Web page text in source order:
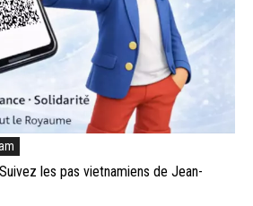
les pas vietnamiens de Jean-